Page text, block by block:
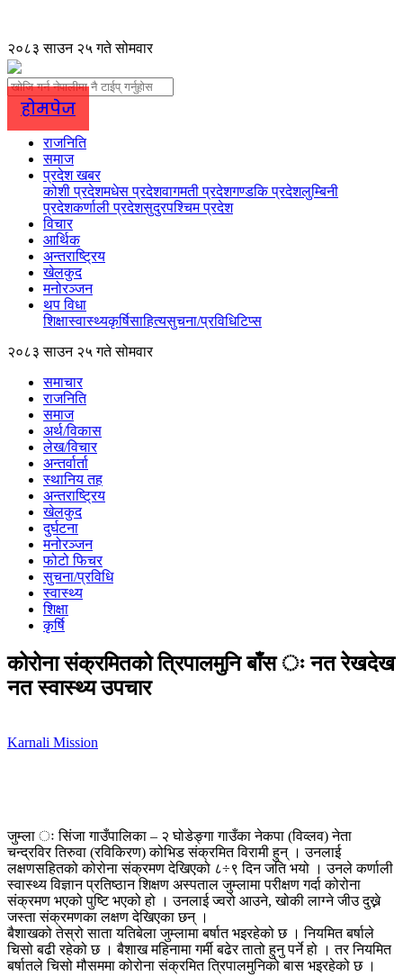
२०८३ साउन २५ गते सोमवार
होमपेज
राजनिति
समाज
प्रदेश खबर
कोशी प्रदेशमधेस प्रदेशवागमती प्रदेशगण्डकि प्रदेशलुम्बिनी
प्रदेशकर्णाली प्रदेशसुदुरपश्चिम प्रदेश
विचार
आर्थिक
अन्तराष्ट्रिय
खेलकुद
मनोरञ्जन
थप विधा
शिक्षास्वास्थ्यकृर्षिसाहित्यसुचना/प्रविधिटिप्स
२०८३ साउन २५ गते सोमवार
समाचार
राजनिति
समाज
अर्थ/विकास
लेख/विचार
अन्तर्वार्ता
स्थानिय तह
अन्तराष्ट्रिय
खेलकुद
दुर्घटना
मनोरञ्जन
फोटो फिचर
सुचना/प्रविधि
स्वास्थ्य
शिक्षा
कृर्षि
कोरोना संक्रमितको त्रिपालमुनि बाँस ः नत रेखदेख
नत स्वास्थ्य उपचार
Karnali Mission
जुम्ला ः सिंजा गाउँपालिका – २ घोडेङ्गा गाउँका नेकपा (विव्लव) नेता
चन्द्रविर तिरुवा (रविकिरण) कोभिड संक्रमित विरामी हुन् । उनलाई
लक्षणसहितको कोरोना संक्रमण देखिएको ८÷९ दिन जति भयो । उनले कर्णाली
स्वास्थ्य विज्ञान प्रतिष्ठान शिक्षण अस्पताल जुम्लामा परीक्षण गर्दा कोरोना
संक्रमण भएको पुष्टि भएको हो । उनलाई ज्वरो आउने, खोकी लाग्ने जीउ दुख्ने
जस्ता संक्रमणका लक्षण देखिएका छन् ।
बैशाखको तेस्रो साता यतिबेला जुम्लामा बर्षात भइरहेको छ । नियमित बर्षाले
चिसो बढी रहेको छ । बैशाख महिनामा गर्मी बढेर तातो हुनु पर्ने हो । तर नियमित
बर्षातले चिसो मौसममा कोरोना संक्रमित त्रिपालमुनिको बास भइरहेको छ ।